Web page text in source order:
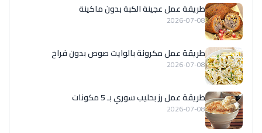
طريقة عمل عجينة الكبة بدون ماكينة
2026-07-08
طريقة عمل مكرونة بالوايت صوص بدون فراخ
2026-07-08
طريقة عمل رز بحليب سوري بـ 5 مكونات
2026-07-08